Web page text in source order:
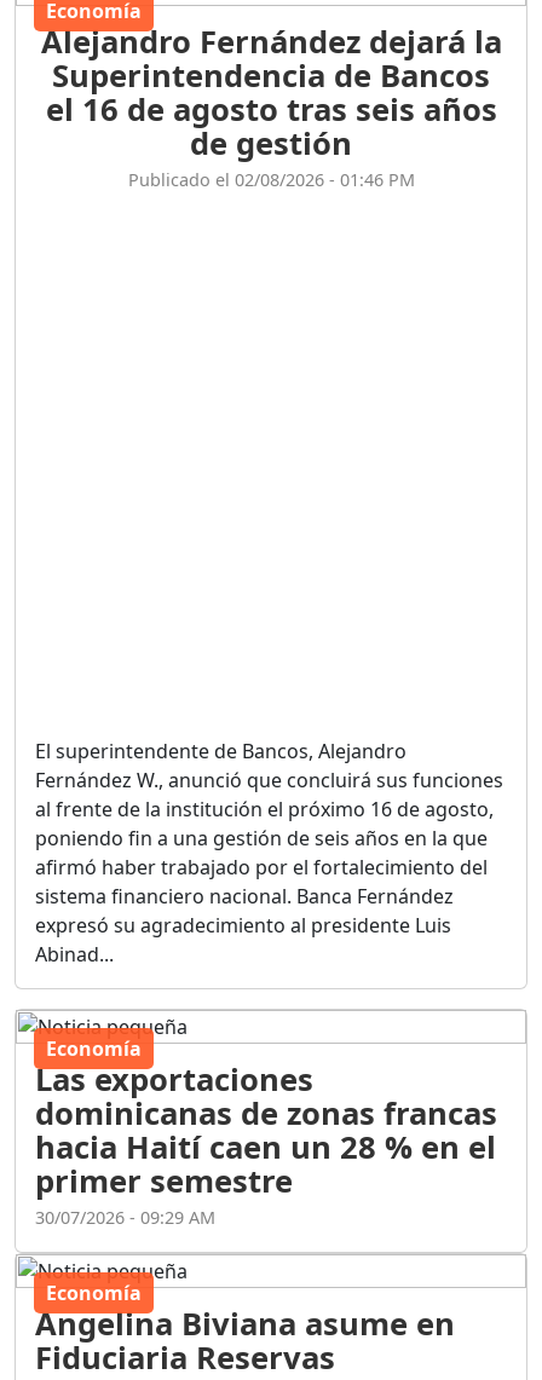
Economía
Alejandro Fernández dejará la
Superintendencia de Bancos
el 16 de agosto tras seis años
de gestión
Publicado el 02/08/2026 - 01:46 PM
El superintendente de Bancos, Alejandro
Fernández W., anunció que concluirá sus funciones
al frente de la institución el próximo 16 de agosto,
poniendo fin a una gestión de seis años en la que
afirmó haber trabajado por el fortalecimiento del
sistema financiero nacional. Banca Fernández
expresó su agradecimiento al presidente Luis
Abinad...
Economía
Las exportaciones
dominicanas de zonas francas
hacia Haití caen un 28 % en el
primer semestre
30/07/2026 - 09:29 AM
Economía
Angelina Biviana asume en
Fiduciaria Reservas